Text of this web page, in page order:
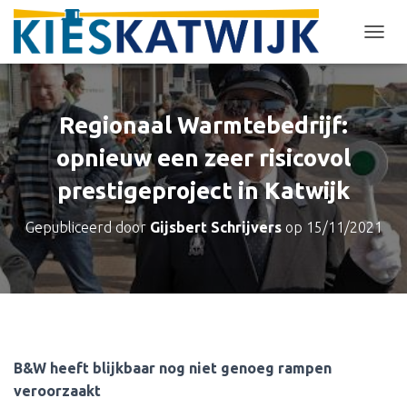
O
G
L
E
N
A
I
G
A
T
I
Regionaal Warmtebedrijf:
opnieuw een zeer risicovol
prestigeproject in Katwijk
Gepubliceerd door Gijsbert Schrijversop 15/11/2021
B&W heeft blijkbaar nog niet genoeg rampen
veroorzaakt